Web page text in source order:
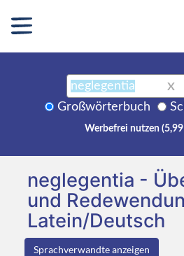
X
Großwörterbuch
Werbefrei nutzen
neglegentia -
und
Latein/Deutsch
Sprachverwandte anzeigen